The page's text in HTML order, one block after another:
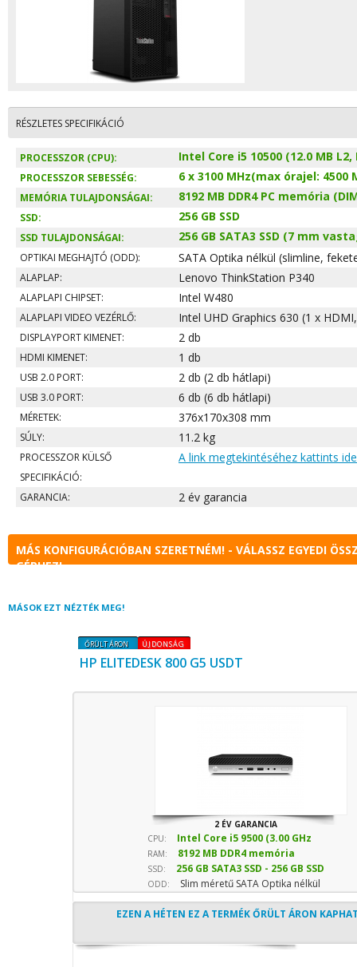
RÉSZLETES SPECIFIKÁCIÓ
PROCESSZOR (CPU): Intel Core i5 10500 (12.0 MB L2,
PROCESSZOR SEBESSÉG: 6 x 3100 MHz(max órajel: 4500
MEMÓRIA TULAJDONSÁGAI: 8192 MB DDR4 PC memória
SSD: 256 GB SSD
SSD TULAJDONSÁGAI: 256 GB SATA3 SSD (7 mm
OPTIKAI MEGHAJTÓ (ODD): SATA Optika nélkül (slimline,
ALAPLAP: Lenovo ThinkStation P340
ALAPLAPI CHIPSET: Intel W480
ALAPLAPI VIDEO VEZÉRLŐ: Intel UHD Graphics 630 (1 x
DISPLAYPORT KIMENET: 2 db
HDMI KIMENET: 1 db
USB 2.0 PORT: 2 db (2 db hátlapi)
USB 3.0 PORT: 6 db (6 db hátlapi)
MÉRETEK: 376x170x308 mm
SÚLY: 11.2 kg
PROCESSZOR KÜLSŐ
SPECIFIKÁCIÓ:
A link megtekintéséhez kattints ide
GARANCIA: 2 év garancia
MÁS KONFIGURÁCIÓBAN SZERETNÉM! - VÁLASSZ EGYEDI
GÉPHEZ!
MÁSOK EZT NÉZTÉK MEG!
ŐRÜLT ÁRON ÚJDONSÁG
HP ELITEDESK 800 G5 USDT
2 ÉV GARANCIA
CPU:
Intel Core i5 9500 (3.00 GHz
sebesség)
RAM: 8192 MB DDR4 memória
SSD:
256 GB SATA3 SSD - 256 GB SSD
(Normál)
ODD: Slim méretű SATA Optika nélkül
EZEN A HÉTEN EZ A TERMÉK ŐRÜLT ÁRON